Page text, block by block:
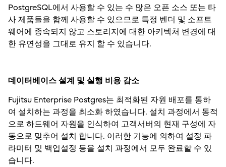
PostgreSQL에서 사용할 수 있는 수 많은 오픈 소스 또는 타
사 제품들을 함께 사용할 수 있으므로 특정 벤더 및 소프트
웨어에 종속되지 않고 스토리지에 대한 아키텍처 변경에 대
한 유연성을 그대로 유지 할 수 있습니다.
데이터베이스 설계 및 실행 비용 감소
Fujitsu Enterprise Postgres는 최적화된 자원 배포를 통하
여 설치하는 과정을 최소화 하였습니다. 설치 과정에서 동적
으로 하드웨어 자원을 인식하여 고객서버의 현재 구성에 자
동으로 맞추어 설치 합니다. 이러한 기능에 의하여 설정 파
라미터 및 백업설정 등을 설치 과정에서 모두 완료할 수 있
습니다.